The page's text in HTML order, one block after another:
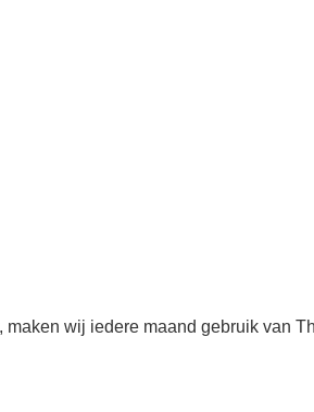
wij iedere maand gebruik van